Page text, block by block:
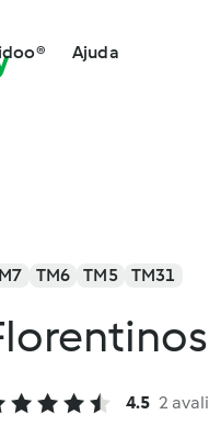
Ajuda
TM6 TM5 TM31
4.5 2